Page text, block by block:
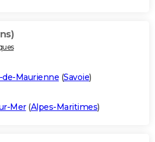
de-Maurienne (Savoie)
Mer(Alpes-Maritimes)